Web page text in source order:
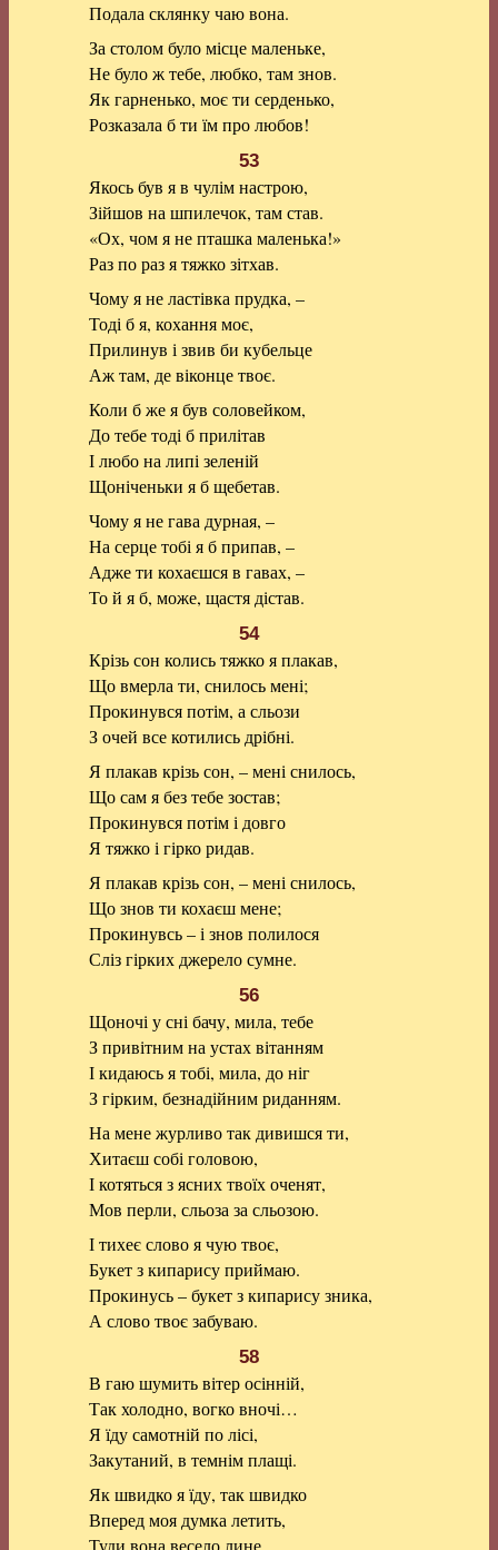
Подала склянку чаю вона.
За столом було місце маленьке,
Не було ж тебе, любко, там знов.
Як гарненько, моє ти серденько,
Розказала б ти їм про любов!
53
Якось був я в чулім настрою,
Зійшов на шпилечок, там став.
«Ох, чом я не пташка маленька!»
Раз по раз я тяжко зітхав.
Чому я не ластівка прудка, –
Тоді б я, кохання моє,
Прилинув і звив би кубельце
Аж там, де віконце твоє.
Коли б же я був соловейком,
До тебе тоді б прилітав
І любо на липі зеленій
Щоніченьки я б щебетав.
Чому я не гава дурная, –
На серце тобі я б припав, –
Адже ти кохаєшся в гавах, –
То й я б, може, щастя дістав.
54
Крізь сон колись тяжко я плакав,
Що вмерла ти, снилось мені;
Прокинувся потім, а сльози
З очей все котились дрібні.
Я плакав крізь сон, – мені снилось,
Що сам я без тебе зостав;
Прокинувся потім і довго
Я тяжко і гірко ридав.
Я плакав крізь сон, – мені снилось,
Що знов ти кохаєш мене;
Прокинувсь – і знов полилося
Сліз гірких джерело сумне.
56
Щоночі у сні бачу, мила, тебе
З привітним на устах вітанням
І кидаюсь я тобі, мила, до ніг
З гірким, безнадійним риданням.
На мене журливо так дивишся ти,
Хитаєш собі головою,
І котяться з ясних твоїх оченят,
Мов перли, сльоза за сльозою.
І тихеє слово я чую твоє,
Букет з кипарису приймаю.
Прокинусь – букет з кипарису зника,
А слово твоє забуваю.
58
В гаю шумить вітер осінній,
Так холодно, вогко вночі…
Я їду самотній по лісі,
Закутаний, в темнім плащі.
Як швидко я їду, так швидко
Вперед моя думка летить,
Туди вона весело лине,